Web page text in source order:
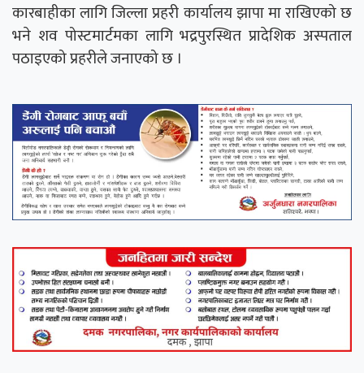
कारबाहीका लागि जिल्ला प्रहरी कार्यालय झापा मा राखिएको छ
भने शव पोस्टमार्टमका लागि भद्रपुरस्थित प्रादेशिक अस्पताल
पठाइएको प्रहरीले जनाएको छ ।